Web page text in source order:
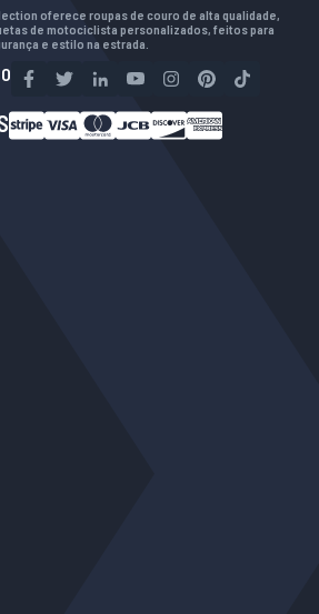
oferece roupas de couro de alta qualidade,
de motociclista personalizados, feitos para
e estilo na estrada.